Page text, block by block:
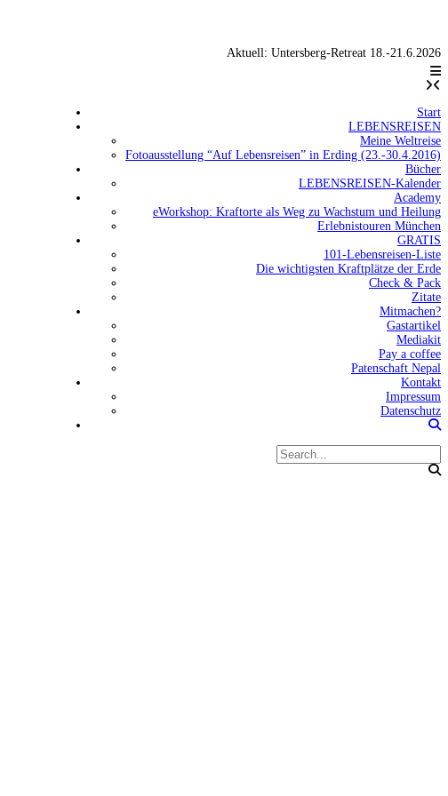
Aktuell: Untersberg-Retreat 18.-21.6.2026
Start
LEBENSREISEN
Meine Weltreise
Fotoausstellung “Auf Lebensreisen” in Erding (23.-30.4.2016)
Bücher
LEBENSREISEN-Kalender
Academy
eWorkshop: Kraftorte als Weg zu Wachstum und Heilung
Erlebnistouren München
GRATIS
101-Lebensreisen-Liste
Die wichtigsten Kraftplätze der Erde
Check & Pack
Zitate
Mitmachen?
Gastartikel
Mediakit
Pay a coffee
Patenschaft Nepal
Kontakt
Impressum
Datenschutz